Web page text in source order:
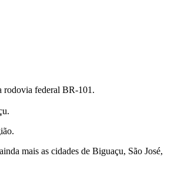
rodovia federal BR-101.
mais as cidades de Biguaçu, São José,